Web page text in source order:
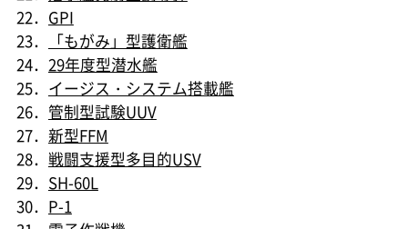
22． GPI
23．
「もがみ」型護衛艦
24． 29年度型潜水艦
25． イージス・システム搭載艦
26． 管制型試験UUV
27． 新型FFM
28． 戦闘支援型多目的USV
29． SH-60L
30． P-1